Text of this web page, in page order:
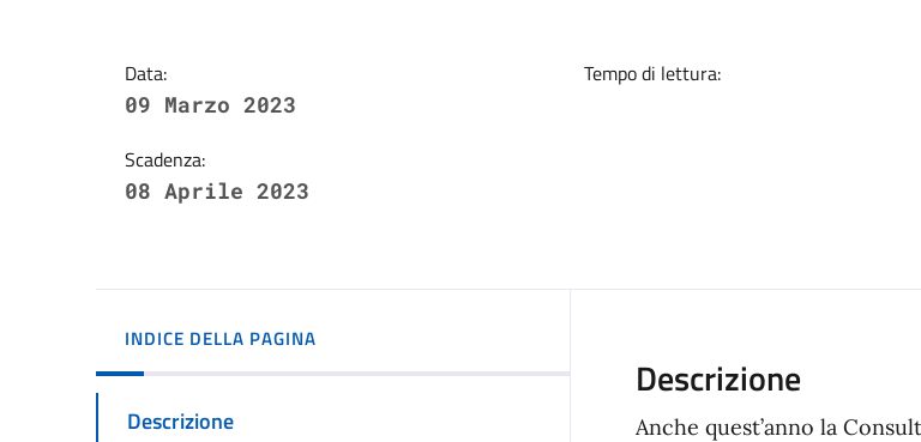
Data:
09 Marzo 2023
Scadenza:
08 Aprile 2023
Tempo di lettura:
INDICE DELLA PAGINA
Descrizione
Descrizione
Anche quest’anno la